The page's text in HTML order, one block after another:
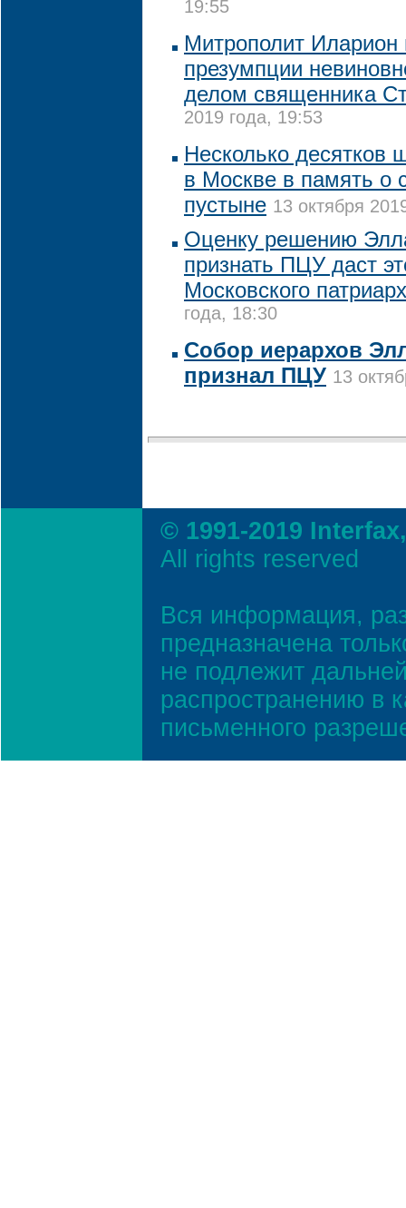
19:55
Митрополит Иларион
презумпции
делом священника
2019 года, 19:53
Несколько десятков
в Москве в память о
пустыне 13 октября
Оценку решению
признать ПЦУ даст
Московского
года, 18:30
Собор иерархов
признал ПЦУ 13
© 1991-2019
All rights reserved
Вся информация,
предназначена
не подлежит
распространению в
письменного